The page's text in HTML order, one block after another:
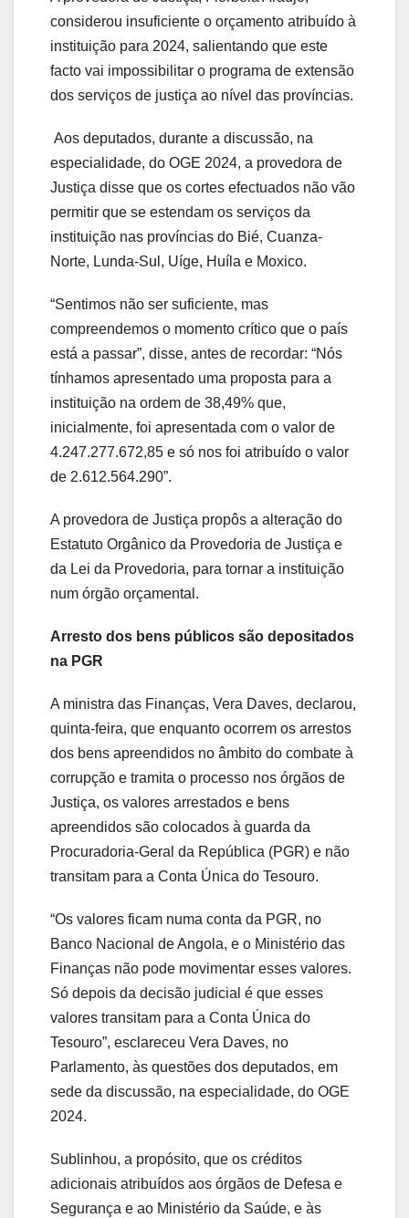
considerou insuficiente o orçamento atribuído à
instituição para 2024, salientando que este
facto vai impossibilitar o programa de extensão
dos serviços de justiça ao nível das províncias.
Aos deputados, durante a discussão, na
especialidade, do OGE 2024, a provedora de
Justiça disse que os cortes efectuados não vão
permitir que se estendam os serviços da
instituição nas províncias do Bié, Cuanza-
Norte, Lunda-Sul, Uíge, Huíla e Moxico.
“Sentimos não ser suficiente, mas
compreendemos o momento crítico que o país
está a passar”, disse, antes de recordar: “Nós
tínhamos apresentado uma proposta para a
instituição na ordem de 38,49% que,
inicialmente, foi apresentada com o valor de
4.247.277.672,85 e só nos foi atribuído o valor
de 2.612.564.290”.
A provedora de Justiça propôs a alteração do
Estatuto Orgânico da Provedoria de Justiça e
da Lei da Provedoria, para tornar a instituição
num órgão orçamental.
Arresto dos bens públicos são depositados
na PGR
A ministra das Finanças, Vera Daves, declarou,
quinta-feira, que enquanto ocorrem os arrestos
dos bens apreendidos no âmbito do combate à
corrupção e tramita o processo nos órgãos de
Justiça, os valores arrestados e bens
apreendidos são colocados à guarda da
Procuradoria-Geral da República (PGR) e não
transitam para a Conta Única do Tesouro.
“Os valores ficam numa conta da PGR, no
Banco Nacional de Angola, e o Ministério das
Finanças não pode movimentar esses valores.
Só depois da decisão judicial é que esses
valores transitam para a Conta Única do
Tesouro”, esclareceu Vera Daves, no
Parlamento, às questões dos deputados, em
sede da discussão, na especialidade, do OGE
2024.
Sublinhou, a propósito, que os créditos
adicionais atribuídos aos órgãos de Defesa e
Segurança e ao Ministério da Saúde, e às